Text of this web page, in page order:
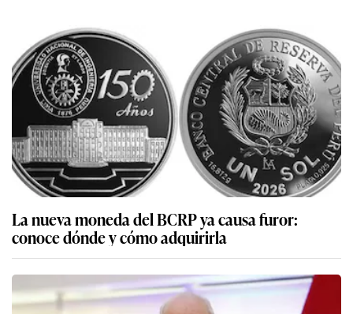
La nueva moneda del BCRP ya causa furor:
conoce dónde y cómo adquirirla